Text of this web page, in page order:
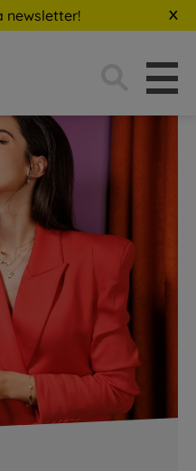
newsletter!